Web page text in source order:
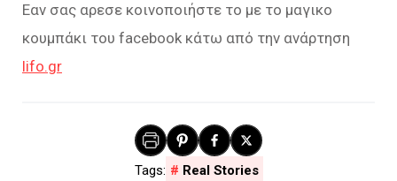
Εαν σας αρεσε κοινοποιήστε το με το μαγικο
κουμπάκι του facebook κάτω από την ανάρτηση
lifo.gr
Real Stories